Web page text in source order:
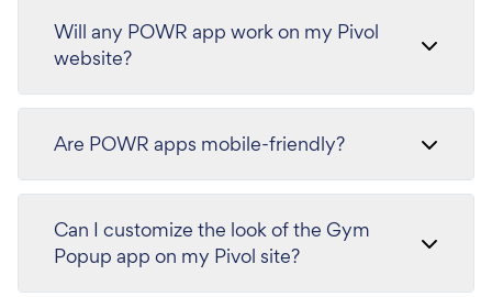
Will any POWR app work on my Pivol
website?
Are POWR apps mobile-friendly?
Can I customize the look of the Gym
Popup app on my Pivol site?